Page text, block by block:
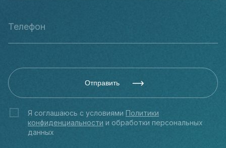
Отправить
Я соглашаюсь с условиями Политики
конфиденциальности и обработки персональных
данных